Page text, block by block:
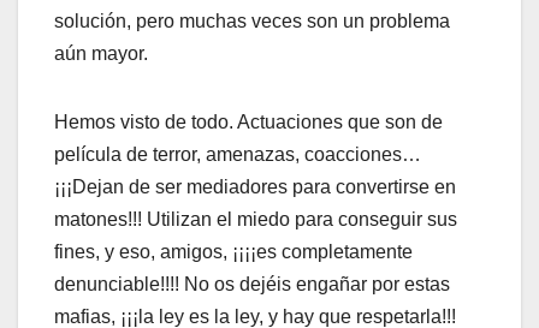
solución, pero muchas veces son un problema
aún mayor.
Hemos visto de todo. Actuaciones que son de
película de terror, amenazas, coacciones…
¡¡¡Dejan de ser mediadores para convertirse en
matones!!! Utilizan el miedo para conseguir sus
fines, y eso, amigos, ¡¡¡¡es completamente
denunciable!!!! No os dejéis engañar por estas
mafias, ¡¡¡la ley es la ley, y hay que respetarla!!!